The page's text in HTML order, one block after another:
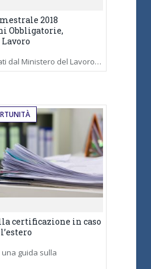
2018
Obbligatorie,
dal Ministero del Lavoro…
certificazione in caso
guida sulla